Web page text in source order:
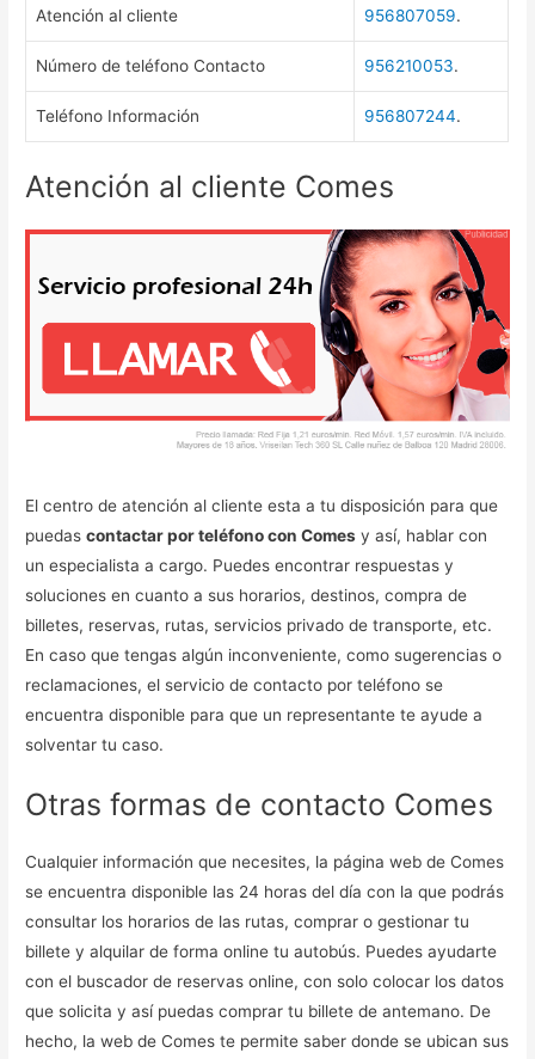
Atención al cliente 956807059.
Número de teléfono Contacto 956210053.
Teléfono Información 956807244.
Atención al cliente Comes
El centro de atención al cliente esta a tu disposición para que
puedascontactar por teléfono con Comes y así, hablar con
un especialista a cargo. Puedes encontrar respuestas y
soluciones en cuanto a sus horarios, destinos, compra de
billetes, reservas, rutas, servicios privado de transporte, etc.
En caso que tengas algún inconveniente, como sugerencias o
reclamaciones, el servicio de contacto por teléfono se
encuentra disponible para que un representante te ayude a
solventar tu caso.
Otras formas de contacto Comes
Cualquier información que necesites, la página web de Comes
se encuentra disponible las 24 horas del día con la que podrás
consultar los horarios de las rutas, comprar o gestionar tu
billete y alquilar de forma online tu autobús. Puedes ayudarte
con el buscador de reservas online, con solo colocar los datos
que solicita y así puedas comprar tu billete de antemano. De
hecho, la web de Comes te permite saber donde se ubican sus